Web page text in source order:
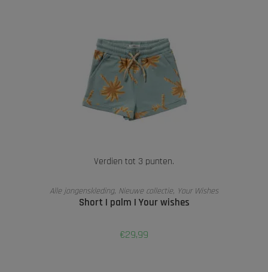
Verdien tot 3 punten.
OPTIES SELECTEREN
Alle jongenskleding, Nieuwe collectie, Your Wishes
Short | palm | Your wishes
€29,99